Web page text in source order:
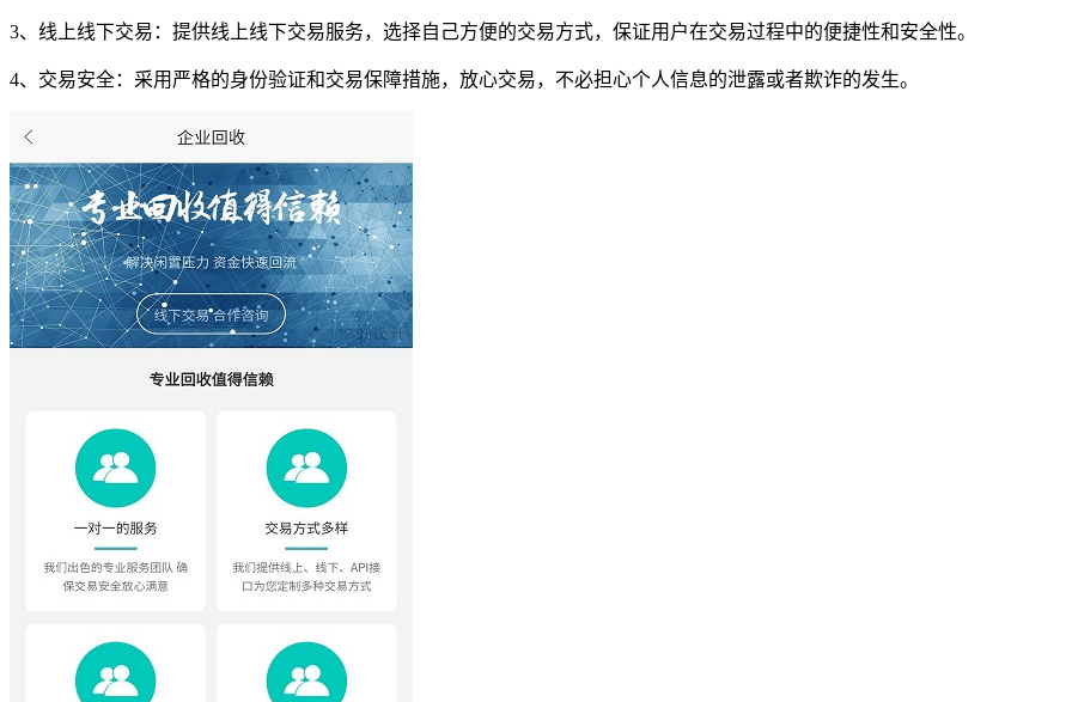
3、线上线下交易：提供线上线下交易服务，选择自己方便的交易方式，保证用户在交易过程中的便捷性和安全性。
4、交易安全：采用严格的身份验证和交易保障措施，放心交易，不必担心个人信息的泄露或者欺诈的发生。